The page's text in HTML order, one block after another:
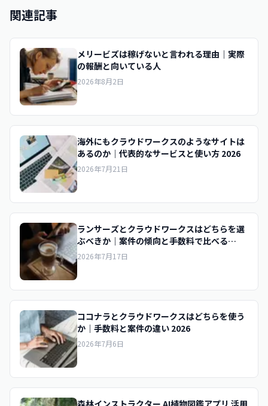
関連記事
メリービズは稼げないと言われる理由｜実際
の報酬と向いている人
2026年8月2日
海外にもクラウドワークスのようなサイトは
あるのか｜代表的なサービスと使い方 2026
2026年7月21日
ランサーズとクラウドワークスはどちらを選
ぶべきか｜案件の傾向と手数料で比べる
2026
2026年7月17日
ココナラとクラウドワークスはどちらを使う
か｜手数料と案件の違い 2026
2026年7月6日
森林インストラクター AI植物図鑑アプリ 活用